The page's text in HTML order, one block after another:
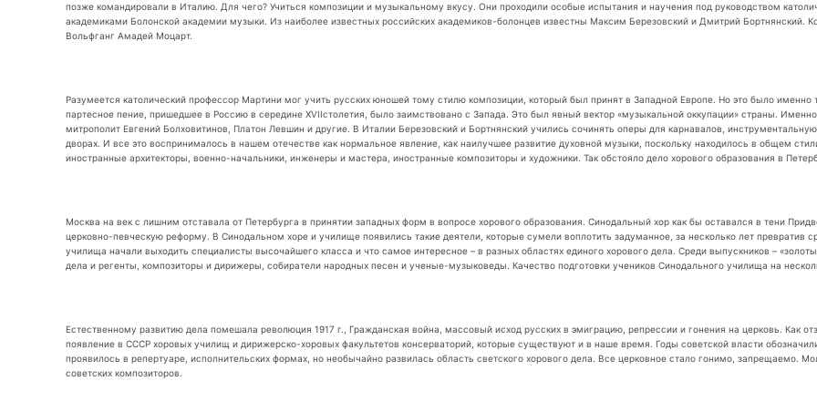
позже командировали в Италию. Для чего? Учиться композиции и музыкальному вкусу. Они проходили особые испытания и научения под руководством
академиками Болонской академии музыки. Из наиболее известных российских академиков-болонцев известны Максим Березовский и Дмитрий Бортнянский.
Вольфганг Амадей Моцарт.
Разумеется католический профессор Мартини мог учить русских юношей тому стилю композиции, который был принят в Западной Европе. Но это было
партесное пение, пришедшее в Россию в середине XVIIстолетия, было заимствовано с Запада. Это был явный вектор «музыкальной оккупации» страны.
митрополит Евгений Болховитинов, Платон Левшин и другие. В Италии Березовский и Бортнянский учились сочинять оперы для карнавалов,
дворах. И все это воспринималось в нашем отечестве как нормальное явление, как наилучшее развитие духовной музыки, поскольку находилось в общем
иностранные архитекторы, военно-начальники, инженеры и мастера, иностранные композиторы и художники. Так обстояло дело хорового образования в
Москва на век с лишним отставала от Петербурга в принятии западных форм в вопросе хорового образования. Синодальный хор как бы оставался в тени
церковно-певческую реформу. В Синодальном хоре и училище появились такие деятели, которые сумели воплотить задуманное, за несколько лет превратив
училища начали выходить специалисты высочайшего класса и что самое интересное – в разных областях единого хорового дела. Среди выпускников –
дела и регенты, композиторы и дирижеры, собиратели народных песен и ученые-музыковеды. Качество подготовки учеников Синодального училища на
Естественному развитию дела помешала революция 1917 г., Гражданская война, массовый исход русских в эмиграцию, репрессии и гонения на церковь. Как
появление в СССР хоровых училищ и дирижерско-хоровых факультетов консерваторий, которые существуют и в наше время. Годы советской власти
проявилось в репертуаре, исполнительских формах, но необычайно развилась область светского хорового дела. Все церковное стало гонимо, запрещаемо.
советских композиторов.